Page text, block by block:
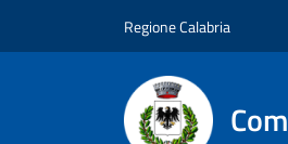
Regione Calabria